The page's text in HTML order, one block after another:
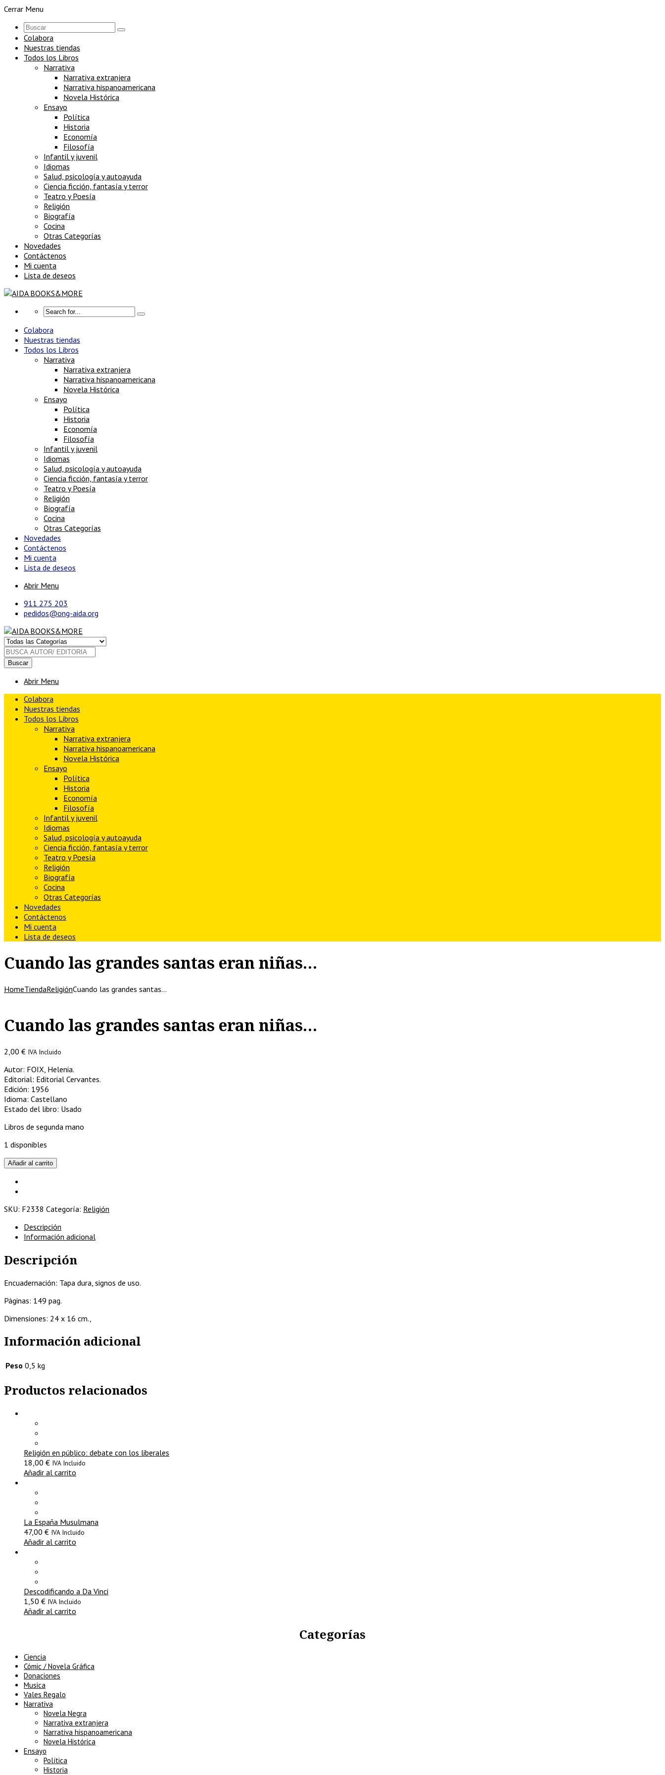
Cerrar Menu
Colabora
Nuestras tiendas
Todos los Libros
Narrativa
Narrativa extranjera
Narrativa hispanoamericana
Novela Histórica
Ensayo
Política
Historia
Economía
Filosofía
Infantil y juvenil
Idiomas
Salud, psicología y autoayuda
Ciencia ficción, fantasía y terror
Teatro y Poesía
Religión
Biografía
Cocina
Otras Categorías
Novedades
Contáctenos
Mi cuenta
Lista de deseos
Colabora
Nuestras tiendas
Todos los Libros
Narrativa
Narrativa extranjera
Narrativa hispanoamericana
Novela Histórica
Ensayo
Política
Historia
Economía
Filosofía
Infantil y juvenil
Idiomas
Salud, psicología y autoayuda
Ciencia ficción, fantasía y terror
Teatro y Poesía
Religión
Biografía
Cocina
Otras Categorías
Novedades
Contáctenos
Mi cuenta
Lista de deseos
Abrir Menu
911 275 203
pedidos@ong-aida.org
Buscar
Abrir Menu
Colabora
Nuestras tiendas
Todos los Libros
Narrativa
Narrativa extranjera
Narrativa hispanoamericana
Novela Histórica
Ensayo
Política
Historia
Economía
Filosofía
Infantil y juvenil
Idiomas
Salud, psicología y autoayuda
Ciencia ficción, fantasía y terror
Teatro y Poesía
Religión
Biografía
Cocina
Otras Categorías
Novedades
Contáctenos
Mi cuenta
Lista de deseos
Cuando las grandes santas eran niñas…
HomeTiendaReligiónCuando las grandes santas…
Cuando las grandes santas eran niñas…
2,00 € IVA Incluido
Autor: FOIX, Helenia.
Editorial: Editorial Cervantes.
Edición: 1956
Idioma: Castellano
Estado del libro: Usado
Libros de segunda mano
1 disponibles
Cuando
las
grandes
santas
niñas...
Añadir al carrito
SKU: F2338 Categoría: Religión
Descripción
Información adicional
Descripción
Encuadernación: Tapa dura, signos de uso.
Páginas: 149 pag.
Dimensiones: 24 x 16 cm.,
Información adicional
Peso 0,5 kg
Productos relacionados
Religión en público: debate con los liberales
18,00 € IVA Incluido
Añadir al carrito
La España Musulmana
47,00 € IVA Incluido
Añadir al carrito
Descodificando a Da Vinci
1,50 € IVA Incluido
Añadir al carrito
Categorías
Ciencia
Cómic / Novela Gráfica
Donaciones
Musica
Vales Regalo
Narrativa
Novela Negra
Narrativa extranjera
Narrativa hispanoamericana
Novela Histórica
Ensayo
Política
Historia